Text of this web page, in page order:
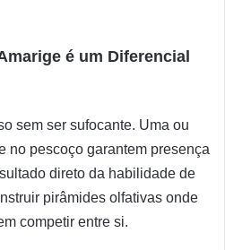
é um Diferencial
sem ser sufocante. Uma ou
no pescoço garantem presença
direto da habilidade de
pirâmides olfativas onde
competir entre si.